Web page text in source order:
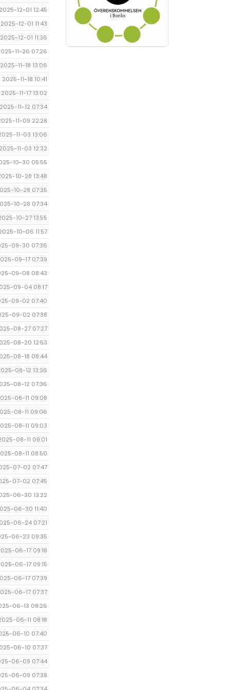
2025-12-01 12:45
2025-12-01 11:43
2025-12-01 11:36
11-26 07:26
2025-11-18 13:06
2025-11-18 10:41
2025-11-17 13:02
2025-11-12 07:34
11-09 22:28
11-03 13:06
2025-11-03 12:32
10-30 05:55
10-28 13:48
10-28 07:35
10-28 07:34
10-27 13:55
10-06 11:57
09-30 07:36
09-17 07:39
09-08 08:43
09-04 08:17
09-02 07:40
09-02 07:38
08-27 07:27
08-20 12:53
08-18 08:44
08-12 13:36
08-12 07:36
08-11 09:08
08-11 09:06
08-11 09:03
08-11 09:01
08-11 08:50
07-02 07:47
07-02 07:45
06-30 13:22
06-30 11:40
06-24 07:21
06-23 09:35
06-17 09:18
06-17 09:15
06-17 07:39
06-17 07:37
06-13 08:26
06-11 08:18
06-10 07:40
06-10 07:37
06-09 07:44
06-09 07:38